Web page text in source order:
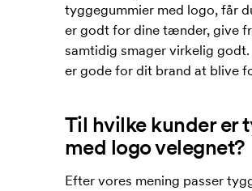
tyggegummier med logo, får
er godt for dine tænder, give
samtidig smager virkelig
er gode for dit brand at blive
Til hvilke kunder er
med logo velegnet?
Efter vores mening passer